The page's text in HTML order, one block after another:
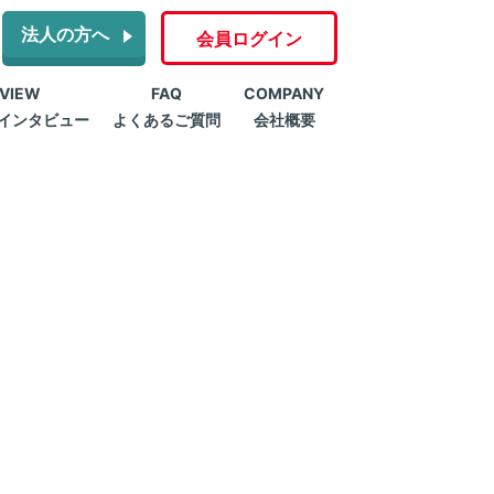
法人の方へ 会員ログイン
ンタビュー
FAQ
よくあるご質問
COMPANY
会社概要